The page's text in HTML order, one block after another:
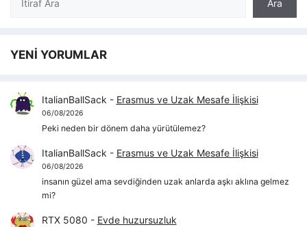
Ara
YENİ YORUMLAR
ItalianBallSack - Erasmus ve Uzak Mesafe İlişkisi
06/08/2026
Peki neden bir dönem daha yürütülemez?
ItalianBallSack - Erasmus ve Uzak Mesafe İlişkisi
06/08/2026
insanın güzel ama sevdiğinden uzak anlarda aşkı aklına gelmez
mi?
RTX 5080 - Evde huzursuzluk